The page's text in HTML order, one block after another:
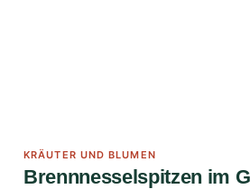
KRÄUTER UND BLUMEN
Brennnesselspitzen im